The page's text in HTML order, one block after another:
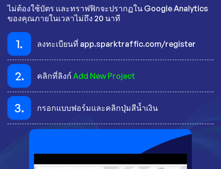
ไม่ต้องใช้บัตร และทราฟฟิกจะปรากฏใน Google Analytics
ของคุณภายในเวลาไม่ถึง 20 นาที
1. ลงทะเบียนที่ app.sparktraffic.com/register
2. คลิกที่ลิงก์ Add New Project
3. กรอกแบบฟอร์มและคลิกปุ่มสีน้ำเงิน